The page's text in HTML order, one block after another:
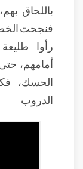
باللحاق
فنجحت
رأوا
أمامهم،
الحسك،
الدروب